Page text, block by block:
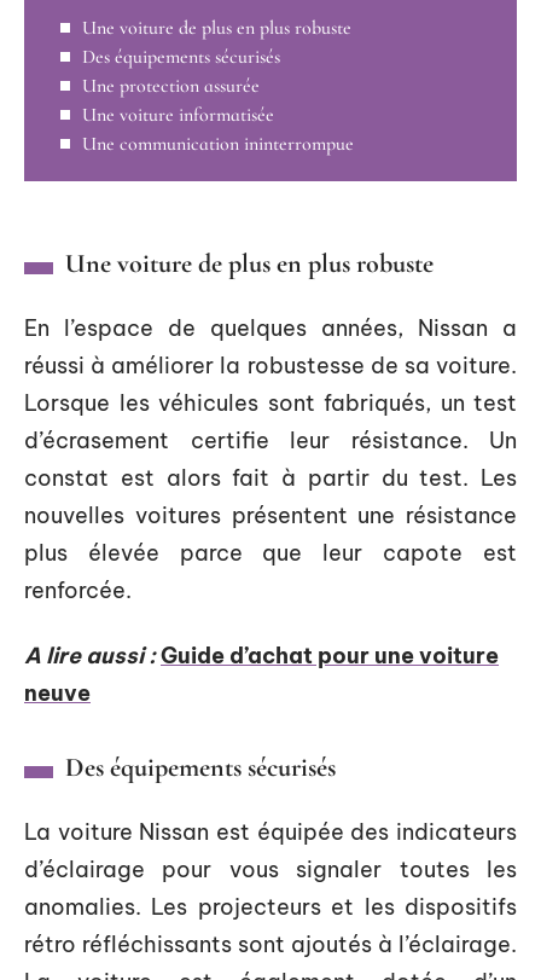
Une voiture de plus en plus robuste
Des équipements sécurisés
Une protection assurée
Une voiture informatisée
Une communication ininterrompue
Une voiture de plus en plus robuste
En l’espace de quelques années, Nissan a
réussi à améliorer la robustesse de sa voiture.
Lorsque les véhicules sont fabriqués, un test
d’écrasement certifie leur résistance. Un
constat est alors fait à partir du test. Les
nouvelles voitures présentent une résistance
plus élevée parce que leur capote est
renforcée.
A lire aussi :Guide d’achat pour une voiture
neuve
Des équipements sécurisés
La voiture Nissan est équipée des indicateurs
d’éclairage pour vous signaler toutes les
anomalies. Les projecteurs et les dispositifs
rétro réfléchissants sont ajoutés à l’éclairage.